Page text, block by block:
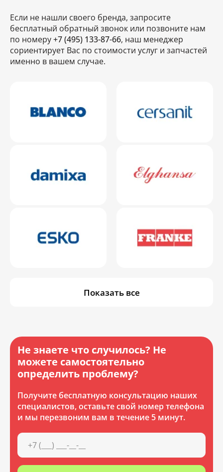
Если не нашли своего бренда, запросите
бесплатный обратный звонок или позвоните нам
по номеру+7 (495) 133-87-66, наш менеджер
сориентирует Вас по стоимости услуг и запчастей
именно в вашем случае.
Показать все
Не знаете что случилось? Не
можете самостоятельно
определить проблему?
Получите бесплатную консультацию наших
специалистов, оставьте свой номер телефона
и мы перезвоним вам в течение 5 минут.